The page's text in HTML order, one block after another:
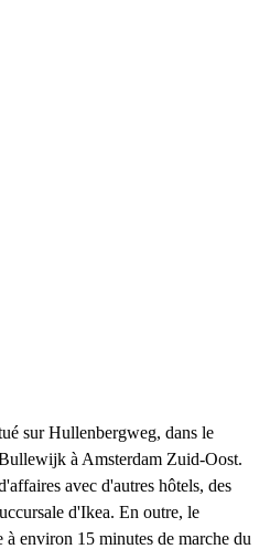
sur Hullenbergweg, dans le
à Amsterdam Zuid-Oost.
avec d'autres hôtels, des
d'Ikea. En outre, le
environ 15 minutes de marche du